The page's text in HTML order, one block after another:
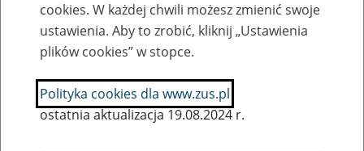
SZUKAJ
cookies. W każdej chwili możesz zmienić swoje
ustawienia. Aby to zrobić, kliknij „Ustawienia
plików cookies” w stopce.
Polityka cookies dla www.zus.pl
ostatnia aktualizacja 19.08.2024 r.